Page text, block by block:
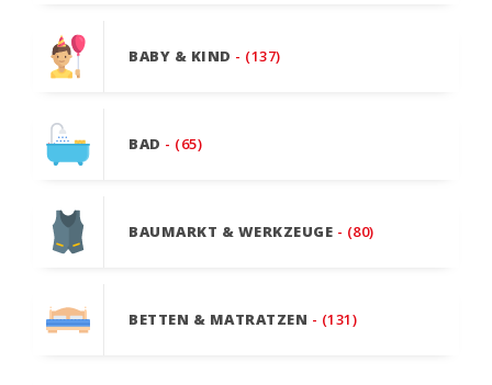
BABY & KIND - (137)
BAD - (65)
BAUMARKT & WERKZEUGE - (80)
BETTEN & MATRATZEN - (131)